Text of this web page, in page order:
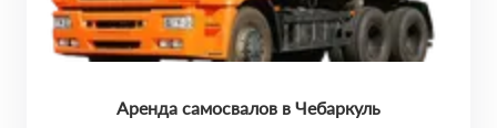
Аренда самосвалов в Чебаркуль